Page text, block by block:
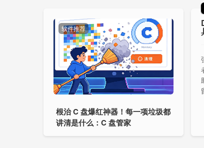
软件推荐
根治 C 盘爆红神器！每一项垃圾都
讲清是什么：C 盘管家